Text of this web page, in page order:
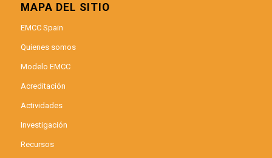
MAPA DEL SITIO
EMCC Spain
Quienes somos
Modelo EMCC
Acreditación
Actividades
Investigación
Recursos